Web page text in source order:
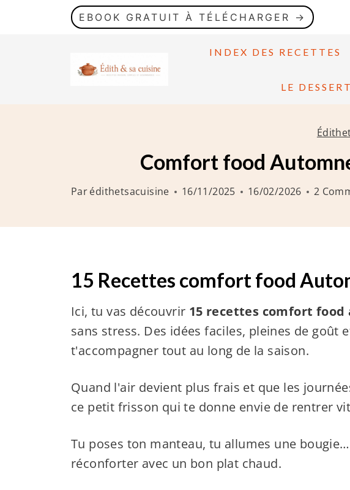
e
EBOOK GRATUIT À TÉLÉCHARGER →
INDEX DES RECETTES
LE DESSERT
Comfort food
Parédithetsacuisine 16/11/2025 16/02/2026 2
15 Recettes comfort food
Ici, tu vas découvrir 15 recettes comfort
sans stress. Des idées faciles, pleines de goût
t'accompagner tout au long de la saison.
Quand l'air devient plus frais et que les
ce petit frisson qui te donne envie de rentrer
Tu poses ton manteau, tu allumes une
réconforter avec un bon plat chaud.